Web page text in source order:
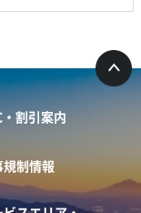
・割引案内
規制情報